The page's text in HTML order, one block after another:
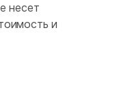
несет
и